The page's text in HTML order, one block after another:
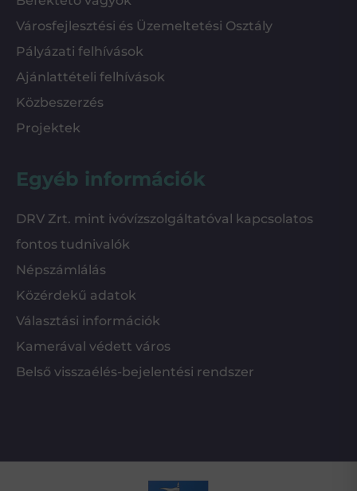
Városfejlesztési és Üzemeltetési Osztály
Pályázati felhívások
Ajánlattételi felhívások
Közbeszerzés
Projektek
Egyéb információk
DRV Zrt. mint ivóvízszolgáltatóval kapcsolatos
fontos tudnivalók
Népszámlálás
Közérdekű adatok
Választási információk
Kamerával védett város
Belső visszaélés-bejelentési rendszer